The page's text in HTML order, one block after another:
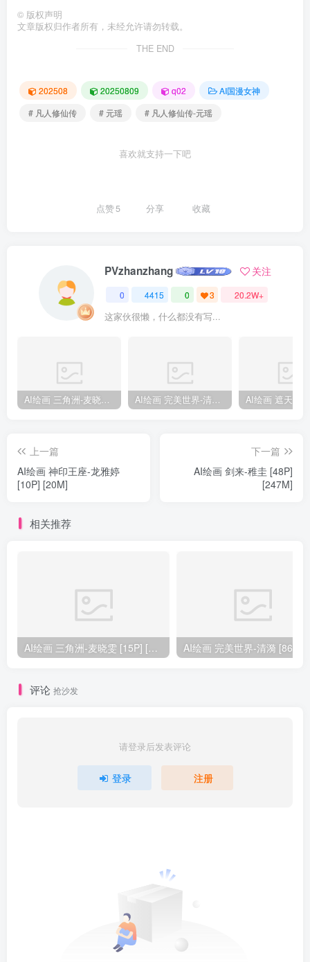
© 版权声明
文章版权归作者所有，未经允许请勿转载。
THE END
202508 20250809 q02
AI国漫女神
# 凡人修仙传
# 元瑶 # 凡人修仙传-元瑶
喜欢就支持一下吧
点赞5 分享 收藏
PVzhanzhang 关注
0 4415 0 3 20.2W+
这家伙很懒，什么都没有写...
AI绘画 三角洲-麦晓雯 [15P] [57M] AI绘画 完美世界-清漪 [86P] [1173M]
上一篇
AI绘画 神印王座-龙雅婷
[10P] [20M]
下一篇
AI绘画 剑来-稚圭 [48P]
[247M]
相关推荐
AI绘画 三角洲-麦晓雯 [15P] [57M]
评论 抢沙发
请登录后发表评论
登录 注册